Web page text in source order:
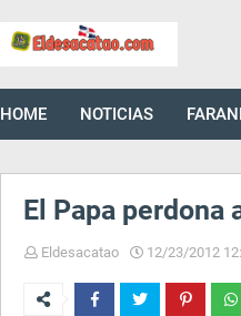
HOME NOTICIAS
El Papa perdona
Eldesacatao 12/23/2012